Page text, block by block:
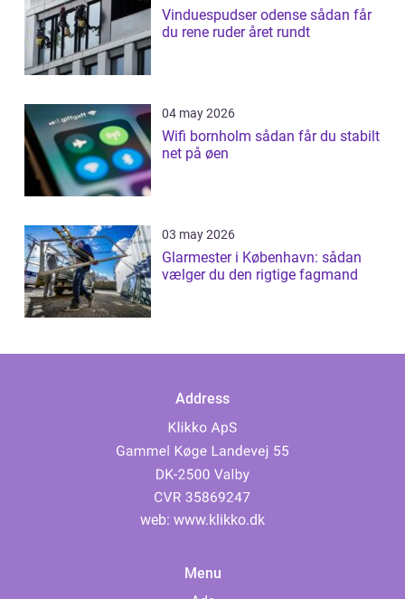
Vinduespudser odense sådan får
du rene ruder året rundt
04 may 2026
Wifi bornholm sådan får du stabilt
net på øen
03 may 2026
Glarmester i København: sådan
vælger du den rigtige fagmand
Address
web: www.klikko.dk
Menu